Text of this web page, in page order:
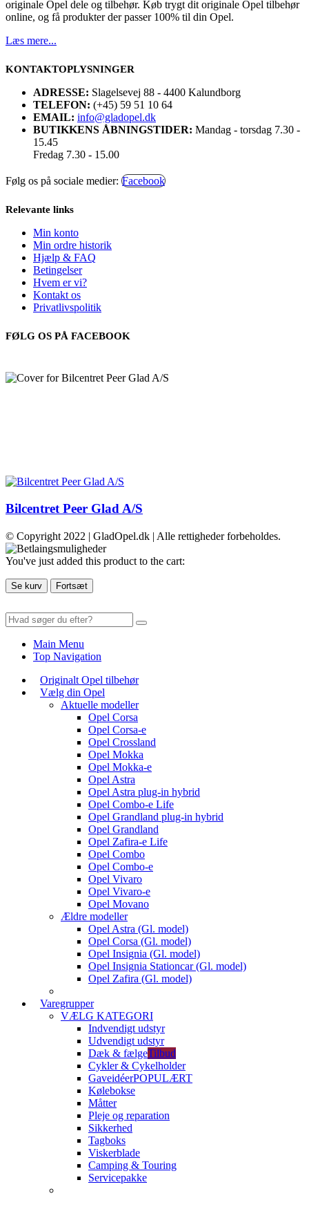
originale Opel dele og tilbehør. Køb trygt dit originale Opel tilbehør
online, og få produkter der passer 100% til din Opel.
Læs mere...
KONTAKTOPLYSNINGER
ADRESSE: Slagelsevej 88 - 4400 Kalundborg
TELEFON: (+45) 59 51 10 64
EMAIL: info@gladopel.dk
BUTIKKENS ÅBNINGSTIDER: Mandag - torsdag 7.30 -
15.45
Fredag 7.30 - 15.00
Følg os på sociale medier: Facebook
Relevante links
Min konto
Min ordre historik
Hjælp & FAQ
Betingelser
Hvem er vi?
Kontakt os
Privatlivspolitik
FØLG OS PÅ FACEBOOK
Bilcentret Peer Glad A/S
© Copyright 2022 | GladOpel.dk | Alle rettigheder forbeholdes.
You've just added this product to the cart:
Se kurv Fortsæt
Main Menu
Top Navigation
Originalt Opel tilbehør
Vælg din Opel
Aktuelle modeller
Opel Corsa
Opel Corsa-e
Opel Crossland
Opel Mokka
Opel Mokka-e
Opel Astra
Opel Astra plug-in hybrid
Opel Combo-e Life
Opel Grandland plug-in hybrid
Opel Grandland
Opel Zafira-e Life
Opel Combo
Opel Combo-e
Opel Vivaro
Opel Vivaro-e
Opel Movano
Ældre modeller
Opel Astra (Gl. model)
Opel Corsa (Gl. model)
Opel Insignia (Gl. model)
Opel Insignia Stationcar (Gl. model)
Opel Zafira (Gl. model)
Varegrupper
VÆLG KATEGORI
Indvendigt udstyr
Udvendigt udstyr
Dæk & fælgeTilbud
Cykler & Cykelholder
GaveidéerPOPULÆRT
Kølebokse
Måtter
Pleje og reparation
Sikkerhed
Tagboks
Viskerblade
Camping & Touring
Servicepakke